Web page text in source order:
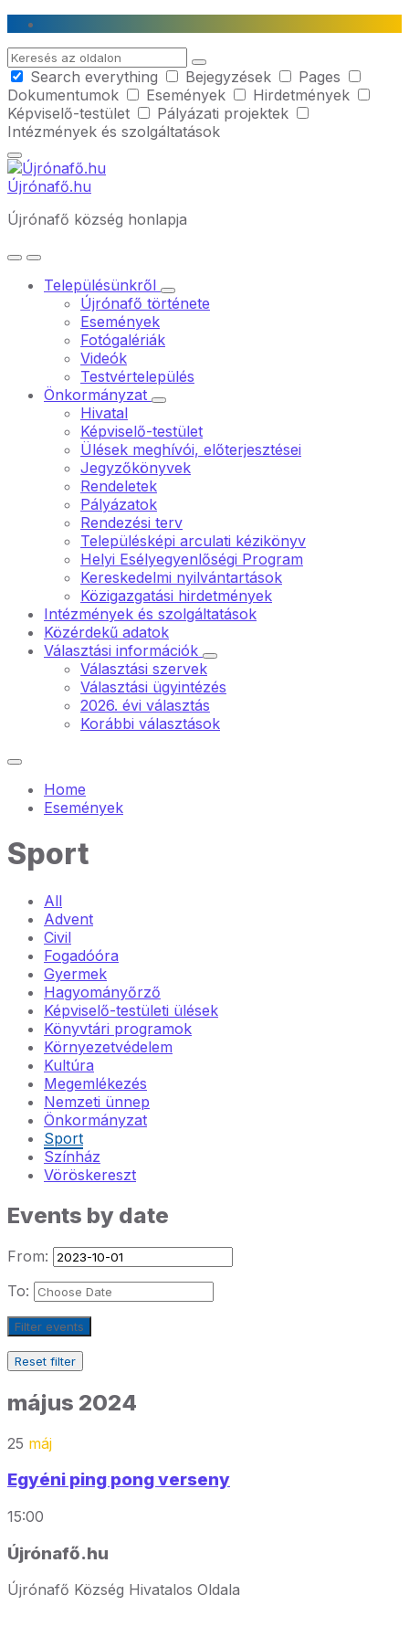
Skip
content
Skip
main
navigation
Skip
footer
Search
Search everything
Bejegyzések
Pages
Dokumentumok
Események
Hirdetmények
Képviselő-testület
Pályázati projektek
Intézmények és szolgáltatások
Újrónafő.hu
Újrónafő község honlapja
Településünkről
Újrónafő története
Események
Fotógalériák
Videók
Testvértelepülés
Önkormányzat
Hivatal
Képviselő-testület
Ülések meghívói, előterjesztései
Jegyzőkönyvek
Rendeletek
Pályázatok
Rendezési terv
Településképi arculati kézikönyv
Helyi Esélyegyenlőségi Program
Kereskedelmi nyilvántartások
Közigazgatási hirdetmények
Intézmények és szolgáltatások
Közérdekű adatok
Választási információk
Választási szervek
Választási ügyintézés
2026. évi választás
Korábbi választások
Home
Események
Sport
All
Advent
Civil
Fogadóóra
Gyermek
Hagyományőrző
Képviselő-testületi ülések
Könyvtári programok
Környezetvédelem
Kultúra
Megemlékezés
Nemzeti ünnep
Önkormányzat
Sport
Színház
Vöröskereszt
Events by date
From:
To:
Filter events
Reset filter
május 2024
25 máj
Egyéni ping pong verseny
15:00
Újrónafő.hu
Újrónafő Község Hivatalos Oldala